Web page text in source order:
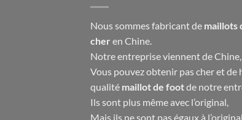
Nous sommes fabricant de maillots
cher en Chine.
Notre entreprise viennent de Chine,
Vous pouvez obtenir pas cher et de
qualité maillot de footde notre
Ils sont plus même avec l’original,
Mais ils ne sont pas égaux à